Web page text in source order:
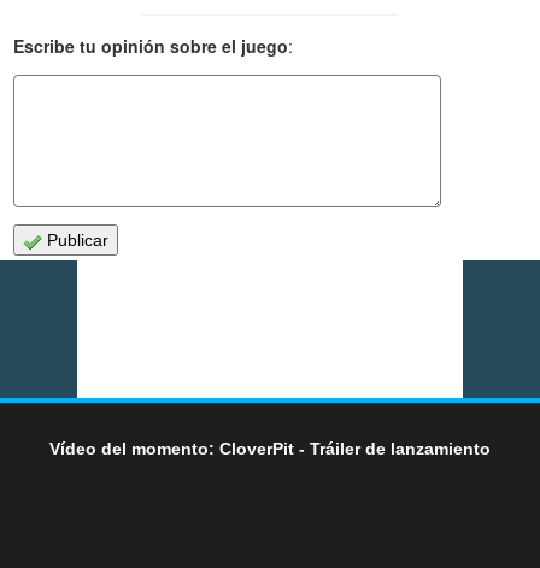
Escribe tu opinión sobre el juego:
Publicar
Vídeo del momento: CloverPit - Tráiler de lanzamiento